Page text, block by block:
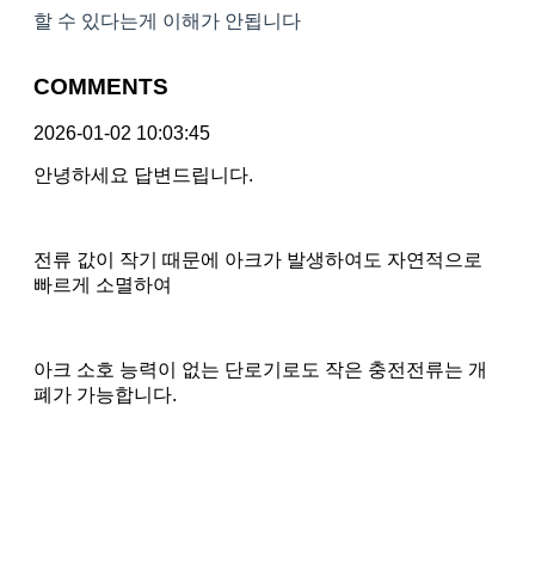
할 수 있다는게 이해가 안됩니다
COMMENTS
2026-01-02 10:03:45
안녕하세요 답변드립니다.
전류 값이 작기 때문에 아크가 발생하여도 자연적으로
빠르게 소멸하여
아크 소호 능력이 없는 단로기로도 작은 충전전류는 개
폐가 가능합니다.